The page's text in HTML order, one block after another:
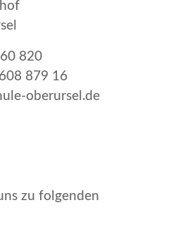
820
879 16
oberursel.de
zu folgenden